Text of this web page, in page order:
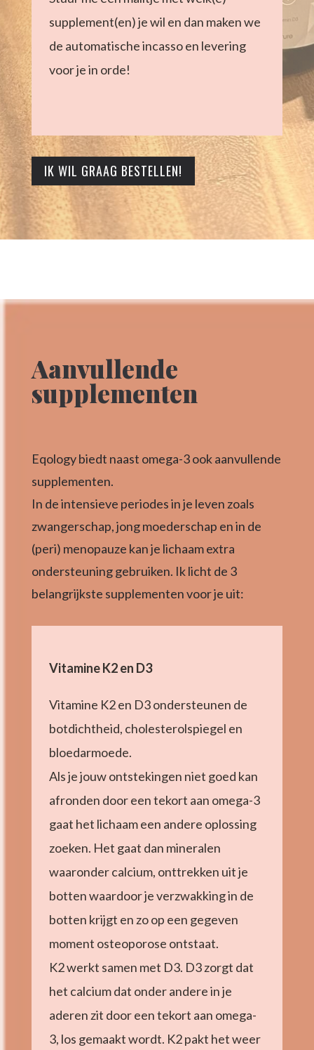
supplement(en) je wil en dan maken we
de automatische incasso en levering
voor je in orde!
IK WIL GRAAG BESTELLEN!
Aanvullende
supplementen
Eqology biedt naast omega-3 ook aanvullende
supplementen.
In de intensieve periodes in je leven zoals
zwangerschap, jong moederschap en in de
(peri) menopauze kan je lichaam extra
ondersteuning gebruiken. Ik licht de 3
belangrijkste supplementen voor je uit:
Vitamine K2 en D3
Vitamine K2 en D3 ondersteunen de
botdichtheid, cholesterolspiegel en
bloedarmoede.
Als je jouw ontstekingen niet goed kan
afronden door een tekort aan omega-3
gaat het lichaam een andere oplossing
zoeken. Het gaat dan mineralen
waaronder calcium, onttrekken uit je
botten waardoor je verzwakking in de
botten krijgt en zo op een gegeven
moment osteoporose ontstaat.
K2 werkt samen met D3. D3 zorgt dat
het calcium dat onder andere in je
aderen zit door een tekort aan omega-
3, los gemaakt wordt. K2 pakt het weer